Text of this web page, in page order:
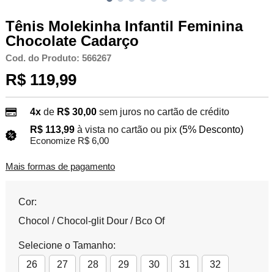
Tênis Molekinha Infantil Feminina
Chocolate Cadarço
Cod. do Produto: 566267
R$ 119,99
4xde R$ 30,00 sem juros no cartão de crédito
R$ 113,99 à vista no cartão ou pix (5% Desconto)
Economize R$ 6,00
Mais formas de pagamento
Cor:
Chocol / Chocol-glit Dour / Bco Of
Selecione o Tamanho:
26
27 28 29 30 31 32